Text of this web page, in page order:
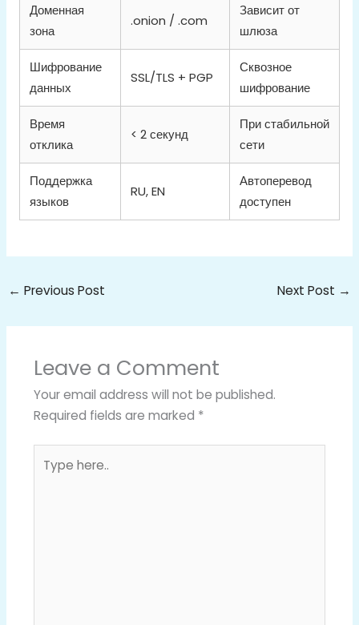
Доменная
зона
.onion / .com
Зависит от
шлюза
Шифрование
данных
SSL/TLS + PGP
Сквозное
шифрование
Время
отклика
< 2 секунд
При стабильной
сети
Поддержка
языков
RU, EN
Автоперевод
доступен
← Previous Post Next Post →
Leave a Comment
Your email address will not be published.
Required fields are marked *
here..